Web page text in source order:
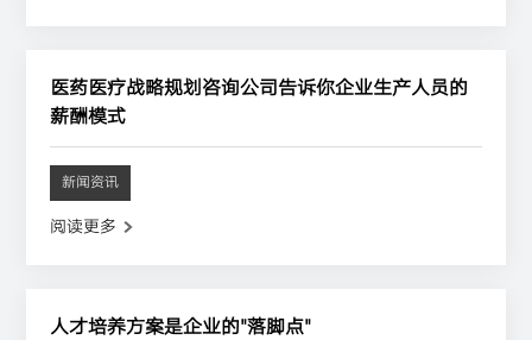
医药医疗战略规划咨询公司告诉你企业生产人员的
薪酬模式
新闻资讯
阅读更多
人才培养方案是企业的"落脚点"